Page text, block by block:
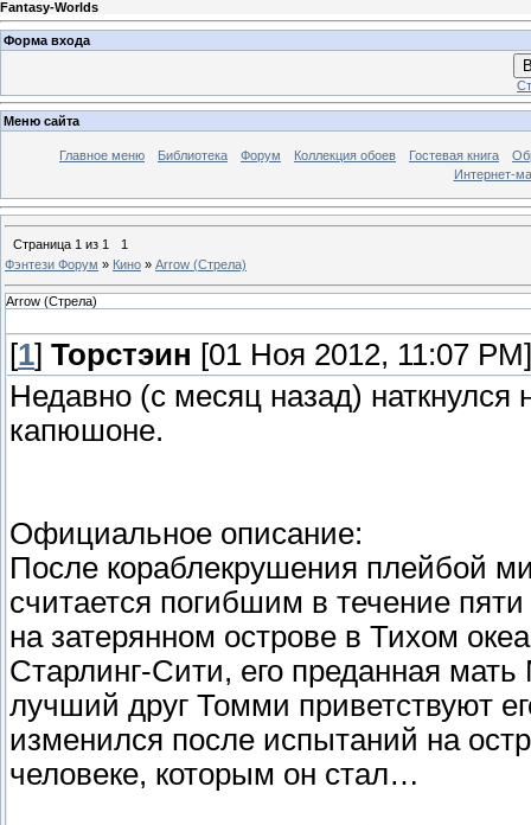
Fantasy-Worlds
Форма входа
Меню сайта
Главное меню Библиотека Форум Коллекция обоев Гостевая книга
Интернет-
Страница 1 из 1
1
Фэнтези Форум » Кино » Arrow (Стрела)
Arrow (Стрела)
[1] Торстэин [01 Ноя 2012, 11:07 PM]
Недавно (с месяц назад)
капюшоне.
Официальное описание:
После кораблекрушения плейбой
считается погибшим в течение
на затерянном острове в Тихом
Старлинг-Сити, его преданная
лучший друг Томми приветствуют
изменился после испытаний на
человеке, которым он стал…